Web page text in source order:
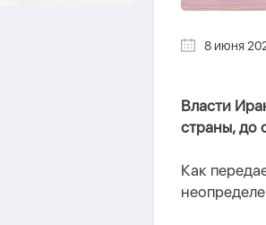
8 июня
Власти
страны, до
Как